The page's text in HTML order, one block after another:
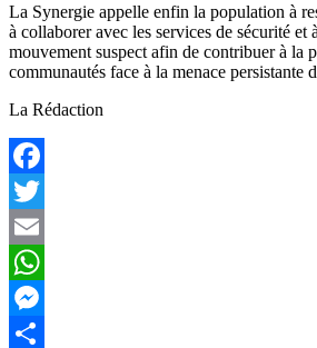
La Synergie appelle enfin la population à
à collaborer avec les services de sécurité et
mouvement suspect afin de contribuer à la
communautés face à la menace persistante
La Rédaction
Facebook
Twitter
Email
WhatsApp
Messenger